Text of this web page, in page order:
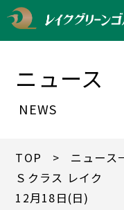
ニュース
NEWS
TOP > ニュース
Ｓクラス レイク
12月18日(日)